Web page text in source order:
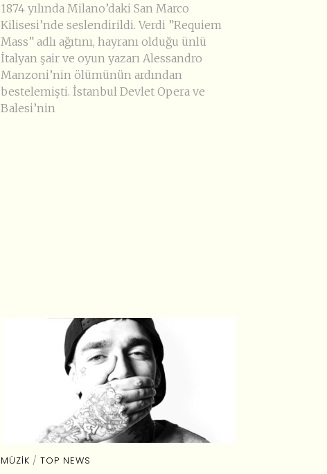
1874 yılında Milano’daki San Marco
Kilisesi’nde seslendirildi. Verdi ”Requiem
Mass” adlı ağıtını, hayranı olduğu ünlü
İtalyan şair ve oyun yazarı Alessandro
Manzoni’nin ölümünün ardından
bestelemişti. İstanbul Devlet Opera ve
Balesi’nin
MÜZIK / TOP NEWS